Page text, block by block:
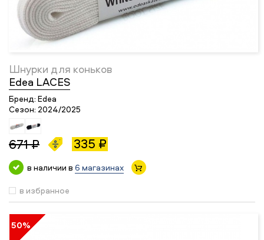
Шнурки для коньков
Edea LACES
Бренд: Edea
Сезон: 2024/2025
671 ₽ 335 ₽
в наличии в 6 магазинах
в избранное
50%